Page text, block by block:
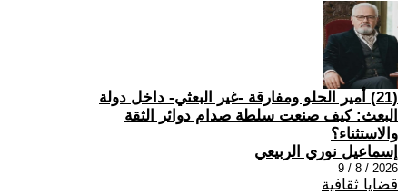
(21) أمير الحلو ومفارقة -غير البعثي- داخل دولة
البعث: كيف صنعت سلطة صدام دوائر الثقة
والاستثناء؟
إسماعيل نوري الربيعي
2026 / 8 / 9
قضايا ثقافية